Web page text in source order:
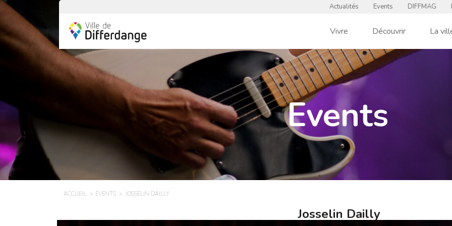
Actualités Events DIFFMAG
Vivre Découvrir La
Events
ACCUEIL EVENTS JOSSELIN DAILLY
Josselin Dailly